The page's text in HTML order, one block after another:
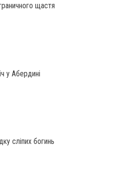
щастя
у Абердині
сліпих богинь